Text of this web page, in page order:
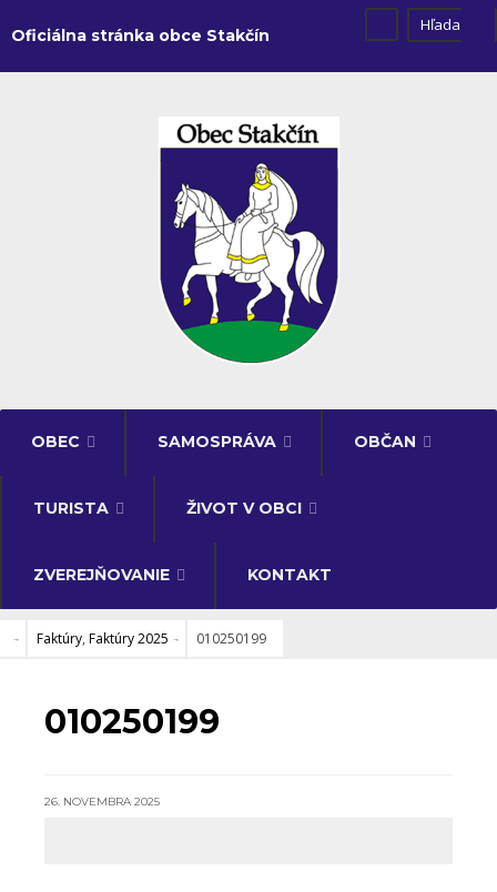
Oficiálna stránka obce Stakčín
OBEC SAMOSPRÁVA OBČAN
TURISTA ŽIVOT V OBCI
ZVEREJŇOVANIE KONTAKT
Faktúry, Faktúry 2025 010250199
010250199
26. NOVEMBRA 2025